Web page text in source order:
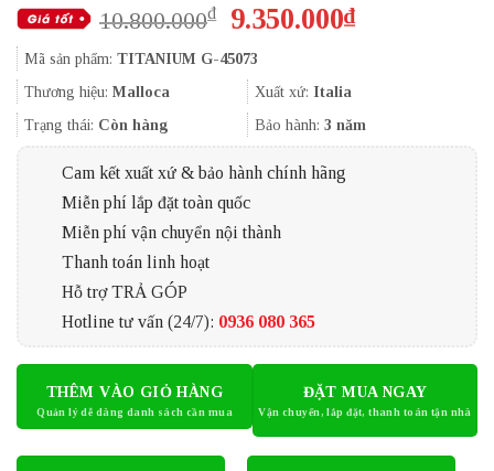
10.800.000₫
Giá
là:
10.800.000₫.
9.350.000₫Giá
9.350.000₫.
Mã sản phẩm: TITANIUM G-45073
Thương hiệu: Malloca Xuất xứ: Italia
Trạng thái: Còn hàng Bảo hành: 3 năm
Cam kết xuất xứ & bảo hành chính hãng
Miễn phí lắp đặt toàn quốc
Miễn phí vận chuyển nội thành
Thanh toán linh hoạt
Hỗ trợ TRẢ GÓP
Hotline tư vấn (24/7): 0936 080 365
THÊM VÀO GIỎ HÀNG ĐẶT MUA NGAY